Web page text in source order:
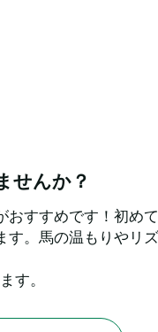
せんか？
すすめです！初め
す。馬の温もりやリ
す。